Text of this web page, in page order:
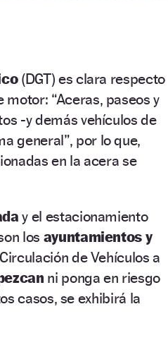
(DGT) es clara respecto
“Aceras, paseos y
-y demás vehículos de
general”, por lo que,
en la acera se
y el estacionamiento
los ayuntamientos y
de Vehículos a
ni ponga en riesgo
casos, se exhibirá la